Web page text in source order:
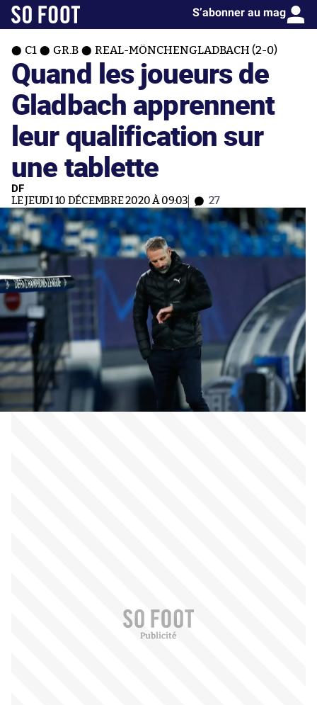
S’abonner au mag
C1 GR.B REAL-MÖNCHENGLADBACH (2-0)
Quand les joueurs de
Gladbach apprennent
leur qualification sur
une tablette
DF
LE JEUDI 10 DÉCEMBRE 2020 À 09:03 27